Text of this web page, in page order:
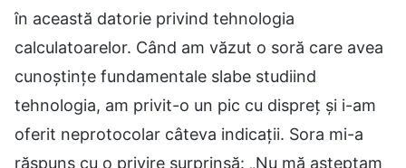
în această datorie privind tehnologia
calculatoarelor. Când am văzut o soră care avea
cunoștințe fundamentale slabe studiind
tehnologia, am privit-o un pic cu dispreț și i-am
oferit neprotocolar câteva indicații. Sora mi-a
răspuns cu o privire surprinsă: „Nu mă așteptam